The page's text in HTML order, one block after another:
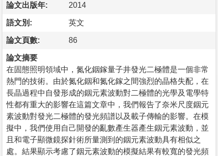
論文出版年: 2014
語文別: 英文
論文頁數: 86
論文摘要
在固態照明領域中，氮化銦鎵量子井發光二極體是一個非常
熱門的技術。由於氮化銦和氮化鎵之間強烈的晶格失配，在
長晶過程中自發形成的銦元素波動對二極體的光學及電學特
性都有重大的影響在這篇文章中，我們報告了奈米尺度銦元
素波動對發光二極體的發光頻譜以及載子傳輸的影響。在模
擬中，我們使用自己開發的亂數產生器產生銦元素波動，並
且和電子顯微鏡探針術所量測到的銦元素波動具有相似之
處。結果顯示考慮了銦元素波動的模擬結果有較寬的發光頻